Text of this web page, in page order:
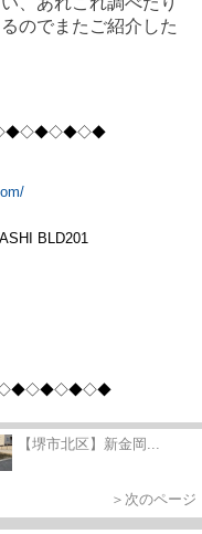
のでまたご紹介した
◇◆◇◆
BLD201
◇◆◇◆
【堺市北区】新金岡...
＞次のページ